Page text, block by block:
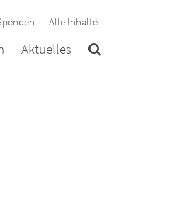
Alle Inhalte
Aktuelles